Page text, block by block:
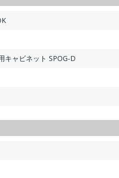
キャビネット SPOG-D